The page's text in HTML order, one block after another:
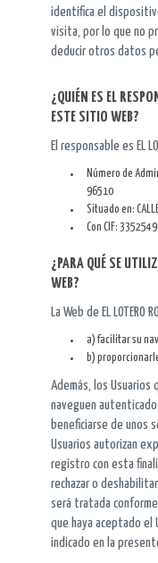
identifica el
visita, por lo que no
deducir otros datos
¿QUIÉN ES EL
ESTE SITIO WEB?
El responsable es EL
Número de
96510
Situado en:
Con CIF:
¿PARA QUÉ SE
WEB?
La Web de EL LOTERO
a) facilitar su
b)
Además, los
naveguen
beneficiarse de unos
Usuarios autorizan
registro con esta
rechazar o
será tratada
que haya aceptado el
indicado en la